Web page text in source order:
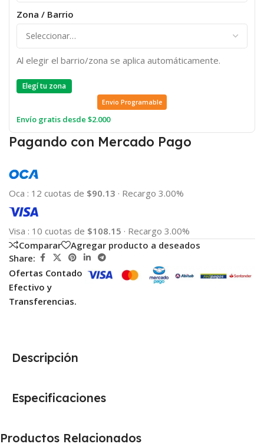
Zona / Barrio
Al elegir el barrio/zona se aplica automáticamente.
Elegí tu zona
Envio Programable
Envío gratis desde $2.000
Pagando con Mercado Pago
Oca : 12 cuotas de $90.13 · Recargo 3.00%
Visa : 10 cuotas de $108.15 · Recargo 3.00%
Comparar
Agregar producto a deseados
Share:
Ofertas Contado
Efectivo y
Transferencias.
Descripción
Especificaciones
Productos Relacionados